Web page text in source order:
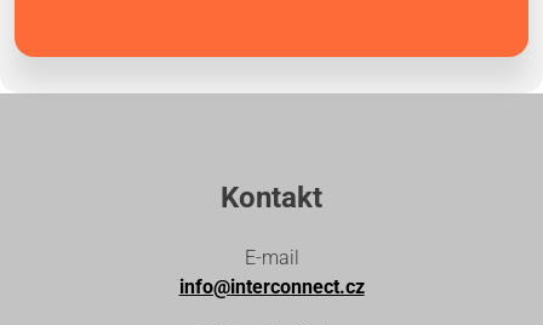
Kontakt
E-mail
info@interconnect.cz